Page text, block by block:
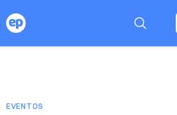
EVENTOS